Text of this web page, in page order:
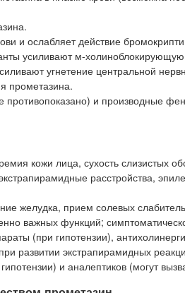
и ослабляет действие
усиливают м-
угнетение центральной
прометазина.
и производные
кожи лица, сухость слизистых
расстройства,
желудка, прием солевых
важных функций;
(при гипотензии),
развитии экстрапирамидных
и аналептиков (могут